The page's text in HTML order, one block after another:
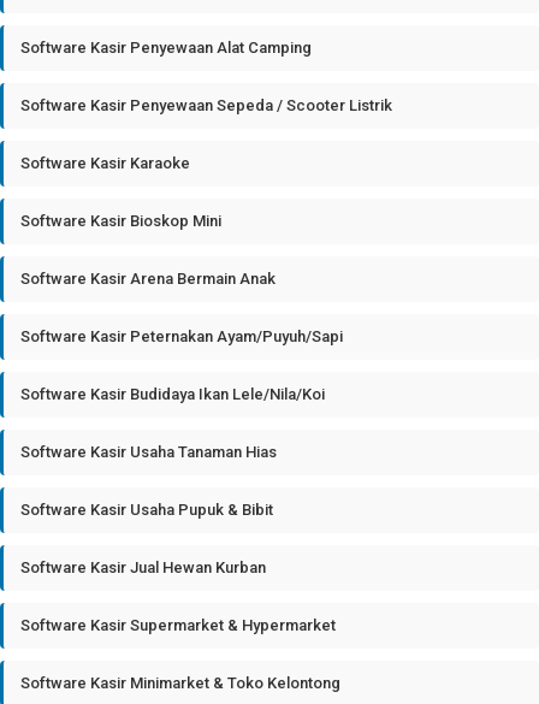
Software Kasir Penyewaan Alat Camping
Software Kasir Penyewaan Sepeda / Scooter Listrik
Software Kasir Karaoke
Software Kasir Bioskop Mini
Software Kasir Arena Bermain Anak
Software Kasir Peternakan Ayam/Puyuh/Sapi
Software Kasir Budidaya Ikan Lele/Nila/Koi
Software Kasir Usaha Tanaman Hias
Software Kasir Usaha Pupuk & Bibit
Software Kasir Jual Hewan Kurban
Software Kasir Supermarket & Hypermarket
Software Kasir Minimarket & Toko Kelontong